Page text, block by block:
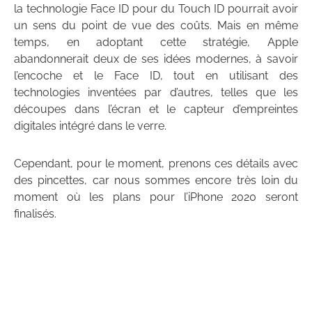
la technologie Face ID pour du Touch ID pourrait avoir
un sens du point de vue des coûts. Mais en même
temps, en adoptant cette stratégie, Apple
abandonnerait deux de ses idées modernes, à savoir
l’encoche et le Face ID, tout en utilisant des
technologies inventées par d’autres, telles que les
découpes dans l’écran et le capteur d’empreintes
digitales intégré dans le verre.
Cependant, pour le moment, prenons ces détails avec
des pincettes, car nous sommes encore très loin du
moment où les plans pour l’iPhone 2020 seront
finalisés.